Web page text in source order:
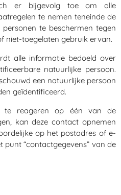
er bijgevolg toe om alle
te nemen teneinde de
te beschermen tegen
niet-toegelaten gebruik ervan.
alle informatie bedoeld over
natuurlijke persoon.
een natuurlijke persoon
geïdentificeerd.
te reageren op één van de
kan deze contact opnemen
op het postadres of e-
punt “contactgegevens” van de